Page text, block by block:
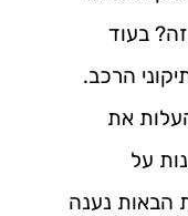
בעוד
הרכב.
את
על
הבאות נענה